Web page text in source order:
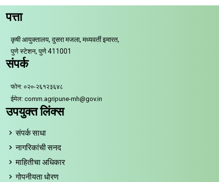
पत्ता
कृषी आयुक्तालय, दुसरा मजला, मध्यवर्ती इमारत,
पुणे स्टेशन, पुणे 411001
संपर्क
फोन: ०२०-२६१२३६४८
ईमेल: comm.agripune-mh@gov.in
उपयुक्त लिंक्स
संपर्क साधा
नागरिकांची सनद
माहितीचा अधिकार
गोपनीयता धोरण